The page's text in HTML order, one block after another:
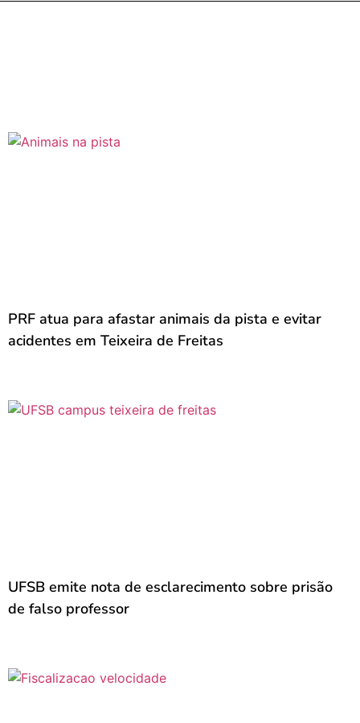
PRF atua para afastar animais da pista e evitar
acidentes em Teixeira de Freitas
UFSB emite nota de esclarecimento sobre prisão
de falso professor